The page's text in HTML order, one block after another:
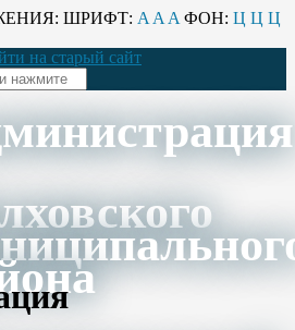
ШРИФТ: A A A ФОН: Ц Ц Ц
на старый сайт